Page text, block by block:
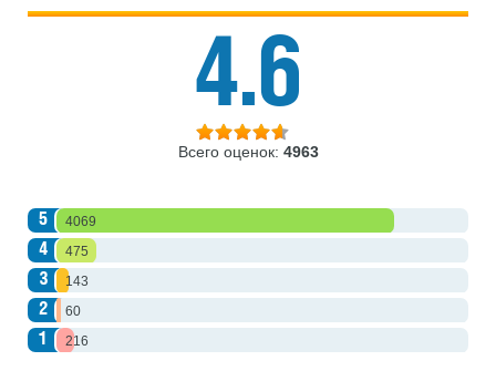
4.6
Всего оценок: 4963
5 4069
4 475
3 143
2 60
1 216